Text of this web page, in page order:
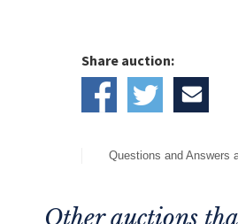
Share auction:
Questions and Answers
Other auctions